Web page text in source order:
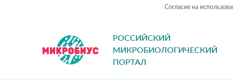
Согласие на
РОССИЙСКИЙ
МИКРОБИОЛОГИЧЕСКИЙ
ПОРТАЛ